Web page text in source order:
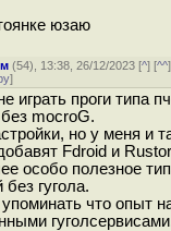
юзаю
(54), 13:38, 26/12/2023 [^] [^^
]
играть проги типа
mocroG.
но у меня и
Fdroid и
особо полезное
гугола.
что опыт